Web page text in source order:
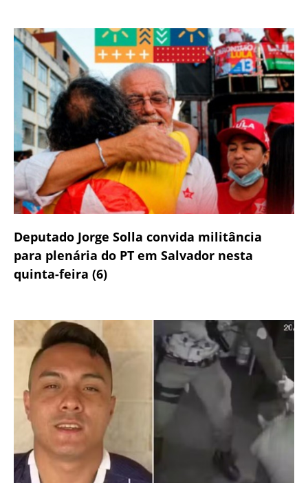
Deputado Jorge Solla convida militância
para plenária do PT em Salvador nesta
quinta-feira (6)